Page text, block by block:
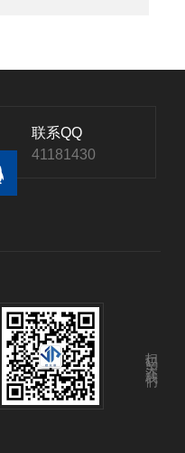
联系QQ
41181430
扫码关注我们